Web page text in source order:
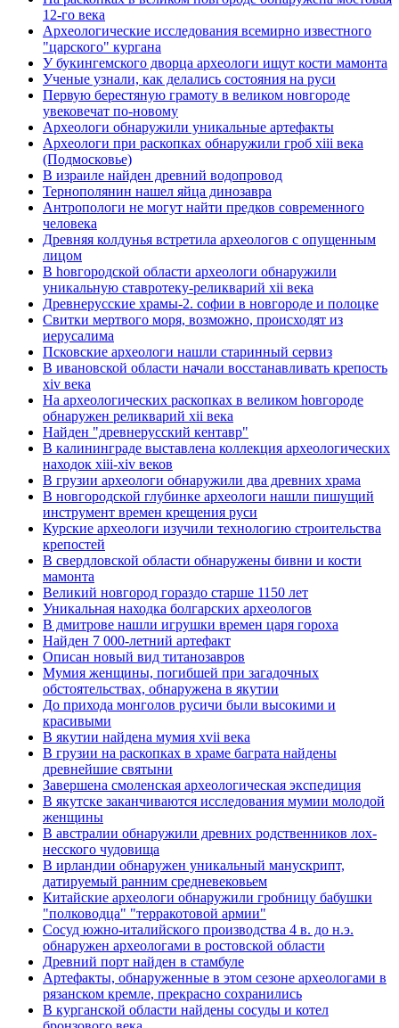
12-го века
Археологические исследования всемирно известного
"царского" кургана
У букингемского дворца археологи ищут кости мамонта
Ученые узнали, как делались состояния на руси
Первую берестяную грамоту в великом новгороде
увековечат по-новому
Археологи обнаружили уникальные артефакты
Археологи при раскопках обнаружили гроб xiii века
(Подмосковье)
В израиле найден древний водопровод
Тернополянин нашел яйца динозавра
Антропологи не могут найти предков современного
человека
Древняя колдунья встретила археологов с опущенным
лицом
В hовгородской области археологи обнаружили
уникальную ставротеку-реликварий xii века
Древнерусские храмы-2. софии в новгороде и полоцке
Свитки мертвого моря, возможно, происходят из
иерусалима
Псковские археологи нашли старинный сервиз
В ивановской области начали восстанавливать крепость
xiv века
Hа археологических раскопках в великом hовгороде
обнаружен реликварий xii века
Найден "древнерусский кентавр"
В калининграде выставлена коллекция археологических
находок xiii-xiv веков
В грузии археологи обнаружили два древних храма
В новгородской глубинке археологи нашли пишущий
инструмент времен крещения руси
Курские археологи изучили технологию строительства
крепостей
В свердловской области обнаружены бивни и кости
мамонта
Великий новгород гораздо старше 1150 лет
Уникальная находка болгарских археологов
В дмитрове нашли игрушки времен царя гороха
Найден 7 000-летний артефакт
Описан новый вид титанозавров
Мумия женщины, погибшей при загадочных
обстоятельствах, обнаружена в якутии
До прихода монголов русичи были высокими и
красивыми
В якутии найдена мумия xvii века
В грузии на раскопках в храме баграта найдены
древнейшие святыни
Завершена смоленская археологическая экспедиция
В якутске заканчиваются исследования мумии молодой
женщины
В австралии обнаружили древних родственников лох-
несского чудовища
В ирландии обнаружен уникальный манускрипт,
датируемый ранним средневековьем
Китайские археологи обнаружили гробницу бабушки
"полководца" "терракотовой армии"
Сосуд южно-италийского производства 4 в. до н.э.
обнаружен археологами в ростовской области
Древний порт найден в стамбуле
Артефакты, обнаруженные в этом сезоне археологами в
рязанском кремле, прекрасно сохранились
В курганской области найдены сосуды и котел